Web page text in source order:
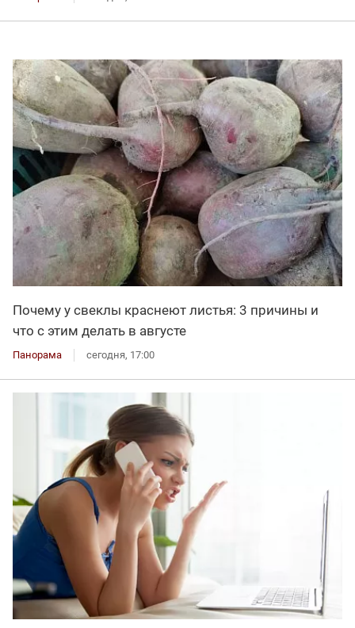
Почему у свеклы краснеют листья: 3 причины и
что с этим делать в августе
Панорама сегодня, 17:00